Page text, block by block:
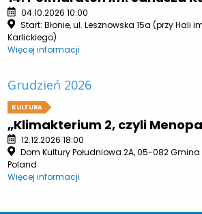
04.10.2026 10:00
Start: Błonie, ul. Lesznowska 15a (przy Hali
Karlickiego)
Więcej informacji
Grudzień 2026
KULTURA
„Klimakterium 2, czyli
12.12.2026 18:00
Dom Kultury Południowa 2A, 05-082
Poland
Więcej informacji